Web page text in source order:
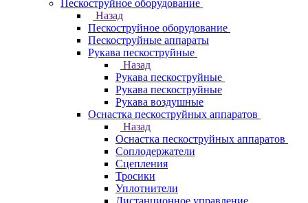
Пескоструйное оборудование
Назад
Пескоструйное оборудование
Пескоструйные аппараты
Рукава пескоструйные
Назад
Рукава пескоструйные
Рукава пескоструйные
Рукава воздушные
Оснастка пескоструйных аппаратов
Назад
Оснастка пескоструйных аппаратов
Соплодержатели
Сцепления
Тросики
Уплотнители
Дистанционное управление